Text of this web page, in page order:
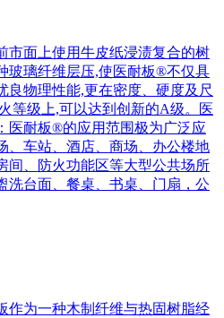
市面上使用牛皮纸浸渍复合的树
玻璃纤维层压,使医耐板®不仅具
良物理性能,更在密度、硬度及尺
等级上,可以达到创新的A级。医
医耐板®的应用范围极为广泛应
、车站、酒店、商场、办公楼地
间、防火功能区等大型公共场所
洗台面、餐桌、书桌、门扇，公
作为一种木制纤维与热固树脂经